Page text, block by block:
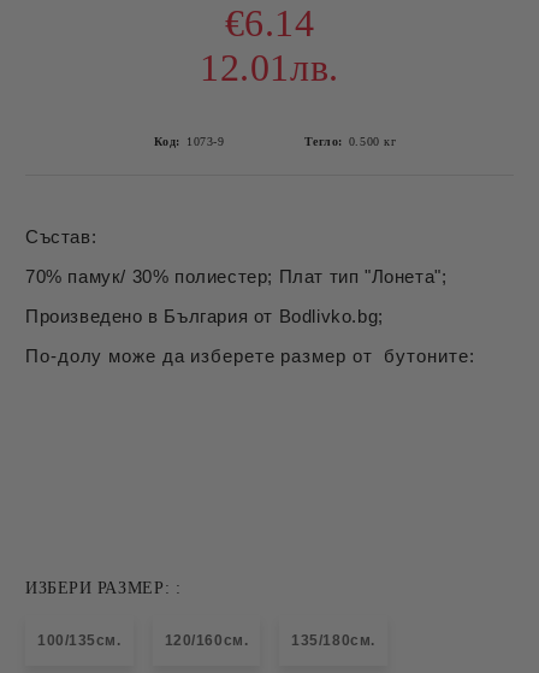
€6.14
12.01лв.
Код: 1073-9 Тегло: 0.500 кг
Състав:
70% памук/ 30% полиестер; Плат тип "Лонета";
Произведено в България от Bodlivko.bg;
По-долу може да изберете размер от бутоните:
ИЗБЕРИ РАЗМЕР: :
100/135см. 120/160см. 135/180см.